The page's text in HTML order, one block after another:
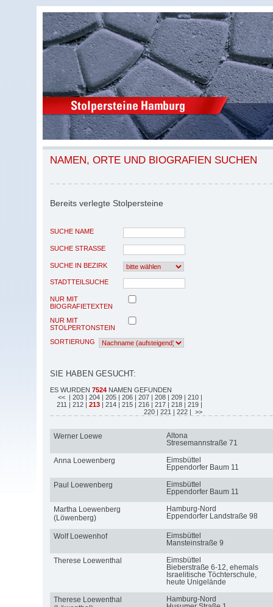
NAMEN, ORTE UND BIOGRAFIEN SUCHEN
Bereits verlegte Stolpersteine
SUCHE NAME
SUCHE STRASSE
SUCHE IN BEZIRK
STADTTEILSUCHE
NUR MIT
BIOGRAFIETEXTEN
NUR MIT
STOLPERTONSTEIN
SORTIERUNG
SIE HABEN GESUCHT:
ES WURDEN 7524 NAMEN GEFUNDEN
<< | 203 | 204 | 205 | 206 | 207 | 208 | 209 | 210 |
211 | 212 | 213 | 214 | 215 | 216 | 217 | 218 | 219 |
220 | 221 | 222 | >>
Werner Loewe
Altona
Stresemannstraße 71
Anna Loewenberg
Eimsbüttel
Eppendorfer Baum 11
Paul Loewenberg
Eimsbüttel
Eppendorfer Baum 11
Martha Loewenberg
(Löwenberg)
Hamburg-Nord
Eppendorfer Landstraße 98
Wolf Loewenhof
Eimsbüttel
Mansteinstraße 9
Therese Loewenthal
Eimsbüttel
Bieberstraße 6-12, ehemals
Israelitische Töchterschule,
heute Unigelände
Therese Loewenthal
Hamburg-Nord